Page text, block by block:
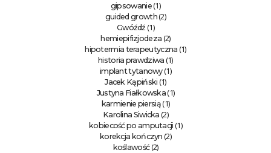
gipsowanie(1)
guided growth(2)
Gwóźdź (1)
hemiepifizjodeza (2)
hipotermia terapeutyczna (1)
historia prawdziwa (1)
implant tytanowy(1)
Jacek Kąpiński (1)
Justyna Fiałkowska (1)
karmienie piersią(1)
Karolina Siwicka (2)
kobiecość po amputacji (1)
korekcja kończyn (2)
koślawość(2)